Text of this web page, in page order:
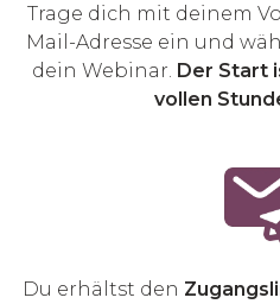
Trage dich mit deinem
Mail-Adresse ein und
dein Webinar. Der Start
vollen
Du erhältst den